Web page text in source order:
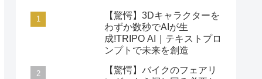
【驚愕】3Dキャラクターを
わずか数秒でAIが生
成!TRIPO AI｜テキストプロ
ンプトで未来を創造
【驚愕】バイクのフェアリ